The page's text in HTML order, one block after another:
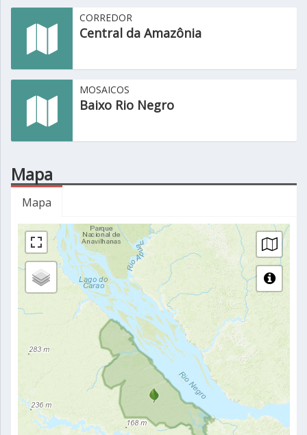
CORREDOR
Central da Amazônia
MOSAICOS
Baixo Rio Negro
Mapa
Mapa